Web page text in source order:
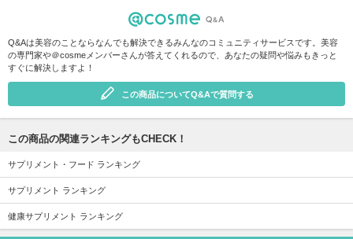
Q&Aは美容のことならなんでも解決できるみんなのコミュニティサービスです。美容
の専門家や＠cosmeメンバーさんが答えてくれるので、あなたの疑問や悩みもきっと
すぐに解決しますよ！
この商品についてQ&Aで質問する
この商品の関連ランキングもCHECK！
サプリメント・フード ランキング
サプリメント ランキング
健康サプリメント ランキング